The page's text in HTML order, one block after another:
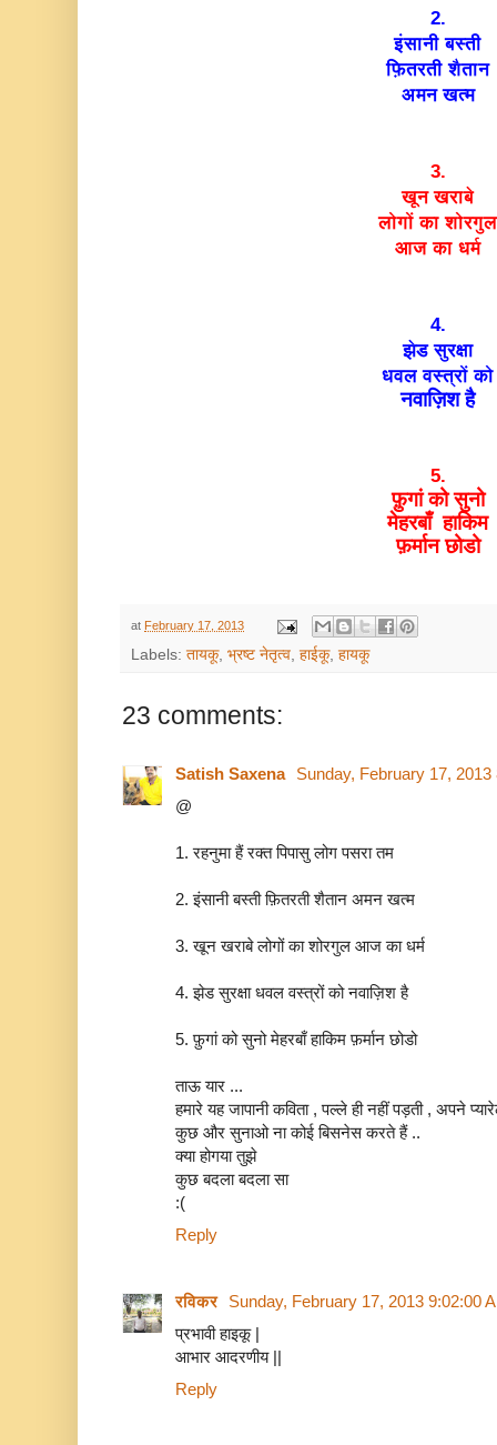
2.
इंसानी बस्ती
फ़ितरती शैतान
अमन खत्म
3.
खून खराबे
लोगों का शोरगुल
आज का धर्म
4.
झेड सुरक्षा
धवल वस्त्रों को
नवाज़िश है
5.
फ़ुगां को सुनो
मेहरबाँ हाकिम
फ़र्मान छोडो
at February 17, 2013
Labels: तायकू, भ्रष्ट नेतृत्व, हाईकू, हायकू
23 comments:
Satish Saxena Sunday, February 17, 2013
@
1. रहनुमा हैं रक्त पिपासु लोग पसरा तम
2. इंसानी बस्ती फ़ितरती शैतान अमन खत्म
3. खून खराबे लोगों का शोरगुल आज का धर्म
4. झेड सुरक्षा धवल वस्त्रों को नवाज़िश है
5. फ़ुगां को सुनो मेहरबाँ हाकिम फ़र्मान छोडो
ताऊ यार ...
हमारे यह जापानी कविता , पल्ले ही नहीं पड़ती , अपने
कुछ और सुनाओ ना कोई बिसनेस करते हैं ..
क्या होगया तुझे
कुछ बदला बदला सा
:(
Reply
रविकर Sunday, February 17, 2013 9:02:00
प्रभावी हाइकू |
आभार आदरणीय ||
Reply